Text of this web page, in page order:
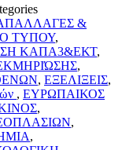
&
ΤΥΠΟΥ,
ΚΑΠΑ3&ΕΚΤ,
,
, ΕΞΕΛΙΞΕΙΣ,
, ΕΥΡΩΠΑΙΚΟΣ
,
,
,